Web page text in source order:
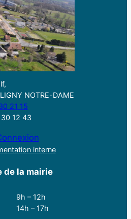
NOTRE-DAME
21 15
12 43
interne
de la mairie
9h – 12h
14h – 17h